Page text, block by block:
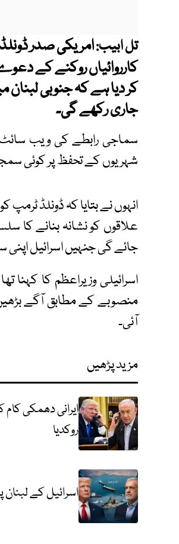
تل ابیب:امریکی صدر
کارروائیاں روکنے کے
کر دیا ہے کہ جنوبی
جاری رکھے گی۔
سماجی رابطے کی ویب سائٹ
شہریوں کے تحفظ پر کوئی
انہوں نے بتایا کہ ڈونلڈ ٹرمپ
علاقوں کو نشانہ بنانے کا
جائے گی جنہیں اسرائیل
اسرائیلی وزیراعظم کا
منصوبے کے مطابق آگے
آئی۔
مزید پڑھیں
ایرانی دھمکی
روکدیا
اسرائیل کے